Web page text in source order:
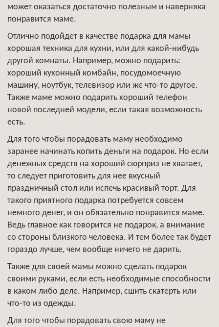
может оказаться достаточно полезным и наверняка
понравится маме.
Отлично подойдет в качестве подарка для мамы
хорошая техника для кухни, или для какой-нибудь
другой комнаты. Например, можно подарить:
хороший кухонный комбайн, посудомоечную
машину, ноутбук, телевизор или же что-то другое.
Также маме можно подарить хороший телефон
новой последней модели, если такая возможность
есть.
Для того чтобы порадовать маму необходимо
заранее начинать копить деньги на подарок. Но если
денежных средств на хороший сюрприз не хватает,
то следует приготовить для нее вкусный
праздничный стол или испечь красивый торт. Для
такого приятного подарка потребуется совсем
немного денег, и он обязательно понравится маме.
Ведь главное как говорится не подарок, а внимание
со стороны близкого человека. И тем более так будет
гораздо лучше, чем вообще ничего не дарить.
Также для своей мамы можно сделать подарок
своими руками, если есть необходимые способности
в каком либо деле. Например, сшить скатерть или
что-то из одежды.
Для того чтобы порадовать свою маму не